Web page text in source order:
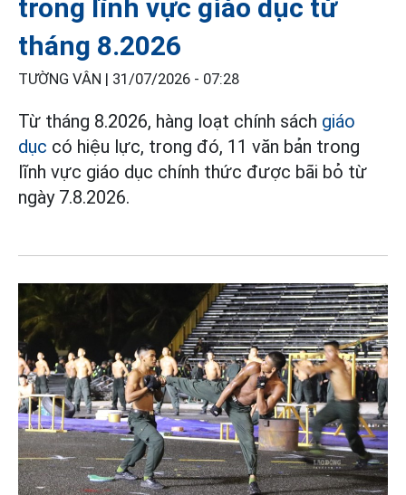
trong lĩnh vực giáo dục từ
tháng 8.2026
TƯỜNG VÂN | 31/07/2026 - 07:28
Từ tháng 8.2026, hàng loạt chính sách giáo
dục có hiệu lực, trong đó, 11 văn bản trong
lĩnh vực giáo dục chính thức được bãi bỏ từ
ngày 7.8.2026.